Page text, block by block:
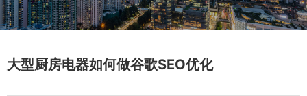
大型厨房电器如何做谷歌SEO优化